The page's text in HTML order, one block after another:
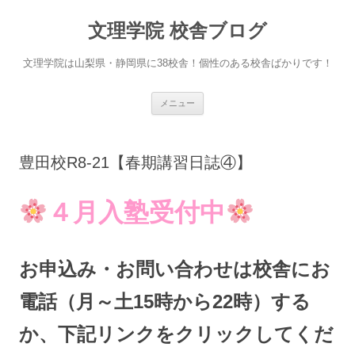
文理学院 校舎ブログ
文理学院は山梨県・静岡県に38校舎！個性のある校舎ばかりです！
メニュー
へ
ス
プ
豊田校R8-21【春期講習日誌④】
４月入塾受付中
お申込み・お問い合わせは校舎にお
電話（月～土15時から22時）する
か、下記リンクをクリックしてくだ